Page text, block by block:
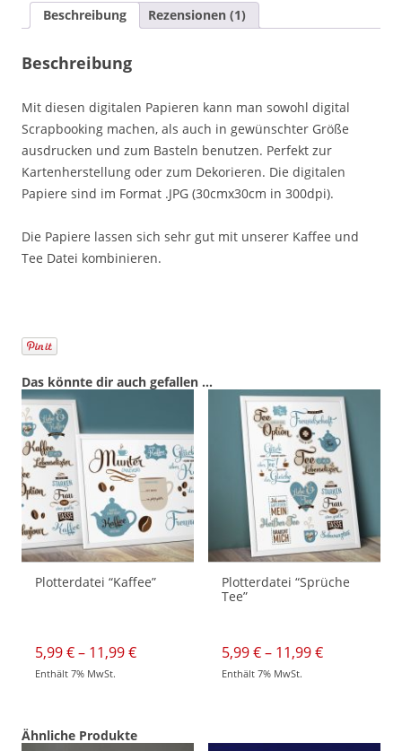
Beschreibung Rezensionen (1)
Beschreibung
Mit diesen digitalen Papieren kann man sowohl digital
Scrapbooking machen, als auch in gewünschter Größe
ausdrucken und zum Basteln benutzen. Perfekt zur
Kartenherstellung oder zum Dekorieren. Die digitalen
Papiere sind im Format .JPG (30cmx30cm in 300dpi).
Die Papiere lassen sich sehr gut mit unserer Kaffee und
Tee Datei kombinieren.
Das könnte dir auch gefallen …
Plotterdatei “Kaffee”
5,99€– 11,99€Preisspanne:
Enthält 7% MwSt.
Dieses
Varianten
auf.
Plotterdatei “Sprüche
Tee”
5,99€– 11,99€
Enthält 7% MwSt.
Dieses
auf.
Ähnliche Produkte